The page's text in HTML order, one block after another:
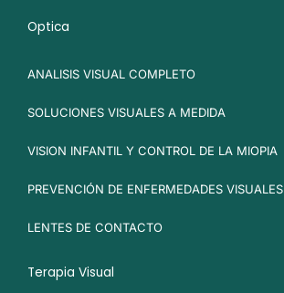
Optica
ANALISIS VISUAL COMPLETO
SOLUCIONES VISUALES A MEDIDA
VISION INFANTIL Y CONTROL DE LA MIOPIA
PREVENCIÓN DE ENFERMEDADES VISUALES
LENTES DE CONTACTO
Terapia Visual